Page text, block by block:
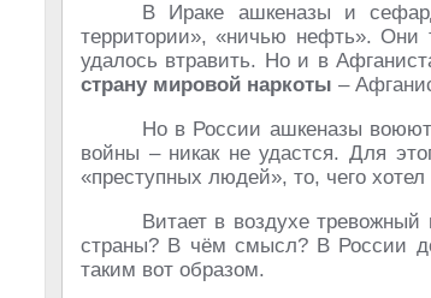
В Ираке ашкеназы и
территории», «ничью нефть».
удалось втравить. Но и в
страну мировой наркоты –
Но в России ашкеназы
войны – никак не удастся. Для
«преступных людей», то, чего
Витает в воздухе
страны? В чём смысл? В России
таким вот образом.